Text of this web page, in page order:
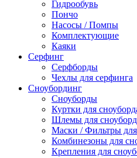
Гидрообувь
Пончо
Насосы / Помпы
Комплектующие
Каяки
Серфинг
Серфборды
Чехлы для серфинга
Сноубординг
Сноуборды
Куртки для
Шлемы для
Маски / Фильтры для
Комбинезоны для
Крепления для